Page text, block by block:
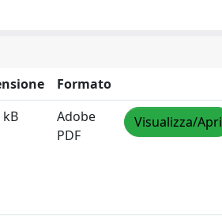
Formato
kB
Adobe
PDF
Visualizza/Apri